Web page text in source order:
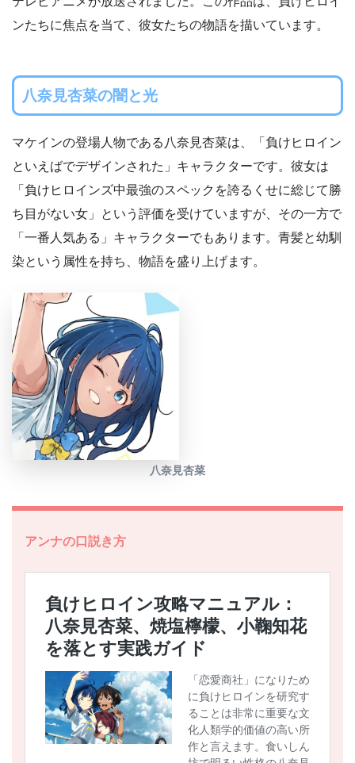
ンたちに焦点を当て、彼女たちの物語を描いています。
八奈見杏菜の闇と光
マケインの登場人物である八奈見杏菜は、「負けヒロイン
といえばでデザインされた」キャラクターです。彼女は
「負けヒロインズ中最強のスペックを誇るくせに総じて勝
ち目がない女」という評価を受けていますが、その一方で
「一番人気ある」キャラクターでもあります。青髪と幼馴
染という属性を持ち、物語を盛り上げます。
八奈見杏菜
アンナの口説き方